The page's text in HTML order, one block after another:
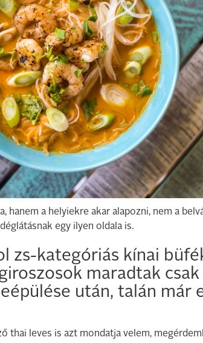
hanem a helyiekre akar alapozni, nem a
egy ilyen oldala is.
zs-kategóriás kínai
maradtak csak
után, talán már
thai leves is azt mondatja velem,